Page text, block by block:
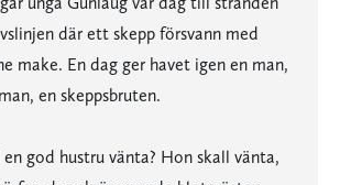
där ett skepp försvann med
make. En dag ger havet igen en man,
en skeppsbruten.
god hustru vänta? Hon skall vänta,